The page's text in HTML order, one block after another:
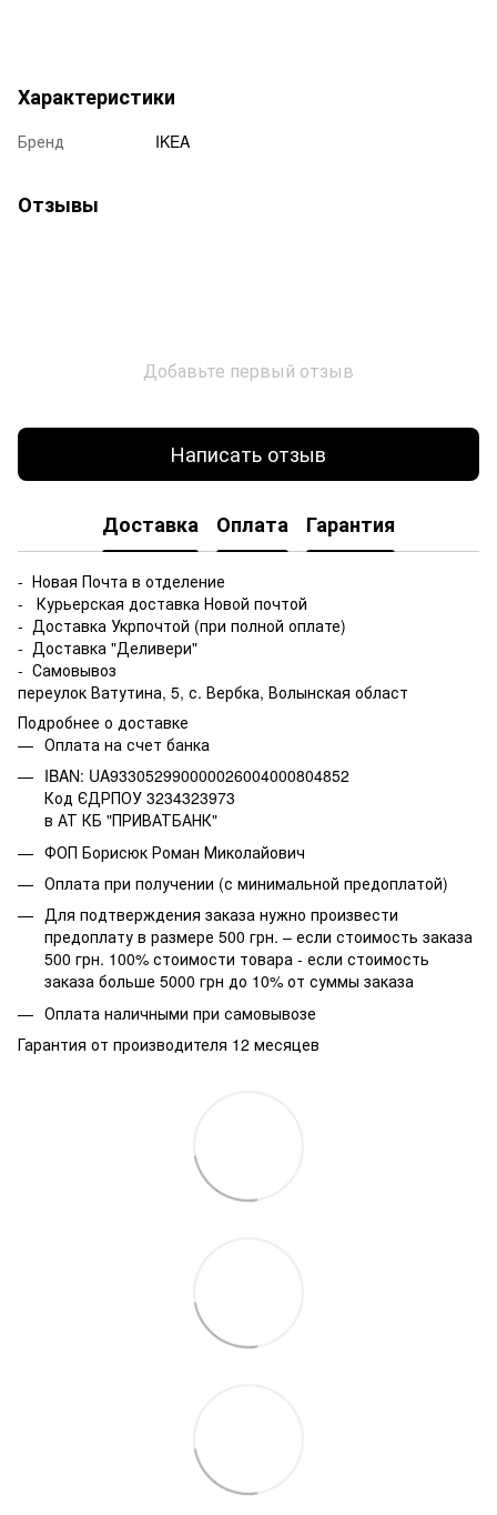
Характеристики
Бренд IKEA
Отзывы
Добавьте первый отзыв
Написать отзыв
Доставка Оплата Гарантия
- Новая Почта в отделение
- Курьерская доставка Новой почтой
- Доставка Укрпочтой (при полной оплате)
- Доставка "Деливери"
- Самовывоз
переулок Ватутина, 5, с. Вербка, Волынская област
Подробнее о доставке
Оплата на счет банка
IBAN: UA933052990000026004000804852
Код ЄДРПОУ 3234323973
в АТ КБ "ПРИВАТБАНК"
ФОП Борисюк Роман Миколайович
Оплата при получении (с минимальной предоплатой)
Для подтверждения заказа нужно произвести
предоплату в размере 500 грн. – если стоимость заказа
500 грн. 100% стоимости товара - если стоимость
заказа больше 5000 грн до 10% от суммы заказа
Оплата наличными при самовывозе
Гарантия от производителя 12 месяцев